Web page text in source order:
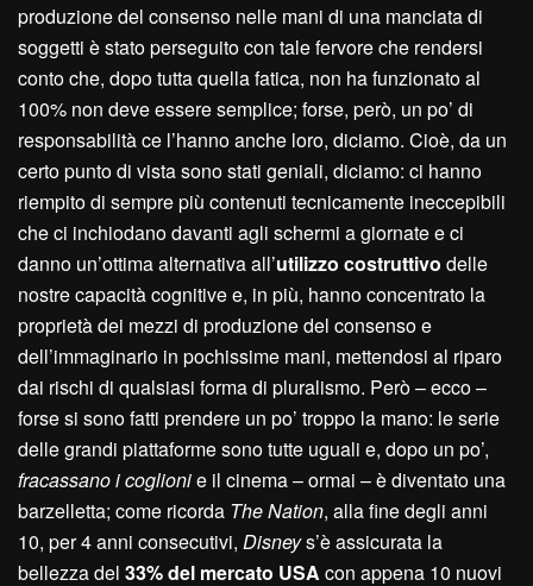
produzione del consenso nelle mani di una manciata di
soggetti è stato perseguito con tale fervore che rendersi
conto che, dopo tutta quella fatica, non ha funzionato al
100% non deve essere semplice; forse, però, un po’ di
responsabilità ce l’hanno anche loro, diciamo. Cioè, da un
certo punto di vista sono stati geniali, diciamo: ci hanno
riempito di sempre più contenuti tecnicamente ineccepibili
che ci inchiodano davanti agli schermi a giornate e ci
danno un’ottima alternativa all’utilizzo costruttivo delle
nostre capacità cognitive e, in più, hanno concentrato la
proprietà dei mezzi di produzione del consenso e
dell’immaginario in pochissime mani, mettendosi al riparo
dai rischi di qualsiasi forma di pluralismo. Però – ecco –
forse si sono fatti prendere un po’ troppo la mano: le serie
delle grandi piattaforme sono tutte uguali e, dopo un po’,
fracassano i coglionie il cinema – ormai – è diventato una
barzelletta; come ricorda The Nation, alla fine degli anni
10, per 4 anni consecutivi, Disneys’è assicurata la
bellezza del 33% del mercato USA con appena 10 nuovi